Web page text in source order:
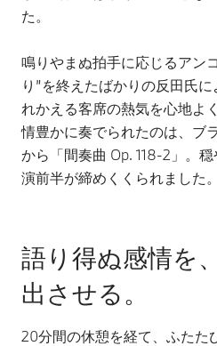
た。
鳴りやまぬ拍手に応じるアン
り”を終えたばかりの反田氏
れかえる客席の熱気を心地よ
情豊かに奏でられたのは、ブ
から「間奏曲 Op. 118-2」。
演前半が締めくくられました。
語り得ぬ感情を
出させる。
20分間の休憩を経て、ふたた